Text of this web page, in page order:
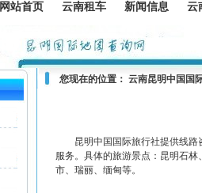
网站首页 云南租车 新闻信息 云
您现在的位置： 云南昆明中国国
昆明中国国际旅行社提供线路
服务。 具体的旅游景点：昆明石
市、瑞丽、缅甸等。